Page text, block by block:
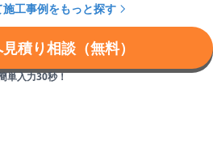
工事例をもっと探す
積り相談（無料）
単入力30秒！